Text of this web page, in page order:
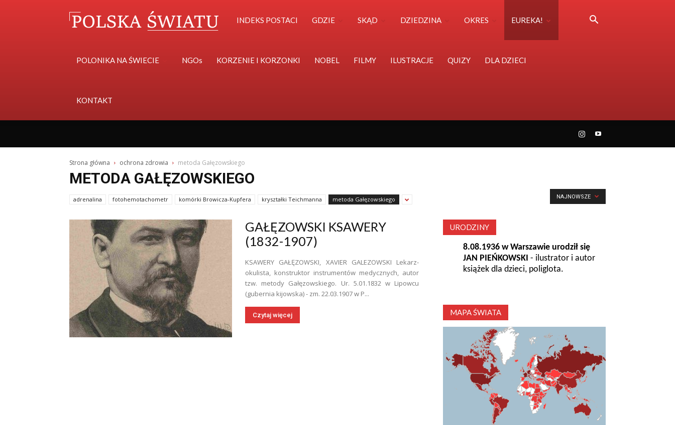
Polska
Światu
INDEKS POSTACI GDZIE SKĄD DZIEDZINA OKRES EUREKA!
POLONIKA NA ŚWIECIE NGOs KORZENIE I KORZONKI NOBEL FILMY ILUSTRACJE QUIZY DLA DZIECI
KONTAKT
Strona główna ochrona zdrowia metoda Gałęzowskiego
METODA GAŁĘZOWSKIEGO
adrenalina fotohemotachometr komórki Browicza-Kupfera kryształki Teichmanna metoda Gałęzowskiego NAJNOWSZE
GAŁĘZOWSKI KSAWERY
(1832-1907)
KSAWERY GAŁĘZOWSKI, XAVIER GALEZOWSKI Lekarz-
okulista, konstruktor instrumentów medycznych, autor
tzw. metody Gałęzowskiego. Ur. 5.01.1832 w Lipowcu
(gubernia kijowska) - zm. 22.03.1907 w P...
Czytaj więcej
URODZINY
8.08.1936 w Warszawie urodził się
JAN PIEŃKOWSKI - ilustrator i autor
książek dla dzieci, poliglota.
MAPA ŚWIATA